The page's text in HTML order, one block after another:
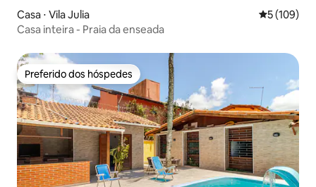
Casa ⋅ Vila Julia 5 de uma
5 (109)
Casa inteira - Praia da enseada
Preferido dos hóspedes
Preferido dos hóspedes